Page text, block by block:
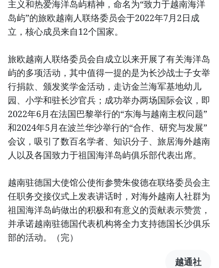
主义和热爱海洋岛屿精神，命名为“致力于越南海洋
岛屿”的旅欧越南人联络委员会于2022年7月2日成
立，核心成员来自12个国家。
旅欧越南人联络委员会自成立以来开展了有关海洋岛
屿的多项活动，其中值得一提的是为长沙战士子女举
行捐款、颁发奖学金活动，走访金兰海军基地幼儿
园、小学和驻长沙官兵；成功举办两场国际会议，即
2022年6月在法国巴黎举行的“东海与越南主权问题”
和2024年5月在波兰华沙举行的“合作、研究与发展”
会议，吸引了数百名学者、知识分子、旅居海外越南
人以及各国致力于祖国海洋岛屿俱乐部代表出席。
越南驻德国大使馆公使衔参赞朱俊德在联络委员会主
任职务交接仪式上发表讲话时，对海外越南人社群为
祖国海洋岛屿做出的积极和有意义的贡献表示赞赏，
并承诺越南驻德国代表机构将全力支持德国长沙俱乐
部的活动。（完）
越通社